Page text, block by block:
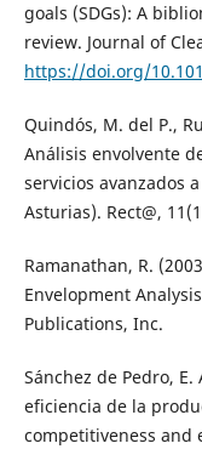
goals (SDGs): A
review. Journal of
https://doi.org/
Quindós, M. del P.,
Análisis envolvente
servicios avanzados
Asturias). Rect@,
Ramanathan, R.
Envelopment
Publications, Inc.
Sánchez de Pedro,
eficiencia de la
competitiveness and